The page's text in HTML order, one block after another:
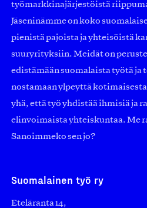
työmarkkinajärjestöistä
Jäseninämme on koko
pienistä pajoista ja yhteisöistä
suuryrityksiin. Meidät on
edistämään suomalaista työtä ja
nostamaan ylpeyttä
yhä, että työ yhdistää ihmisiä ja
elinvoimaista yhteiskuntaa. Me
Sanoimmeko sen jo?
Suomalainen työ ry
Eteläranta 14,